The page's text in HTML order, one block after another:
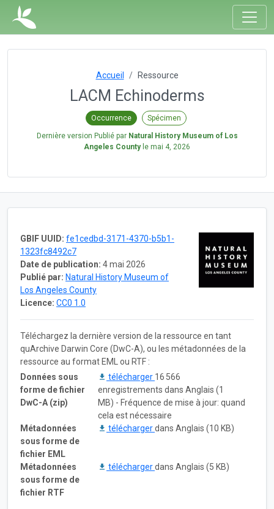
Accueil Ressource
LACM Echinoderms
Occurrence Spécimen
Dernière version Publié par Natural History Museum of Los
Angeles Countyle mai 4, 2026
GBIF UUID: fe1cedbd-3171-4370-b5b1-
1323fc8492c7
Date de publication: 4 mai 2026
Publié par: Natural History Museum of
Los Angeles County
Licence: CC0 1.0
Téléchargez la dernière version de la ressource en tant
quArchive Darwin Core (DwC-A), ou les métadonnées de la
ressource au format EML ou RTF :
Données sous
forme de fichier
DwC-A (zip)
télécharger 16 566
enregistrements dans Anglais (1
MB) - Fréquence de mise à jour: quand
cela est nécessaire
Métadonnées
sous forme de
fichier EML
téléchargerdans Anglais (10 KB)
Métadonnées
sous forme de
fichier RTF
téléchargerdans Anglais (5 KB)